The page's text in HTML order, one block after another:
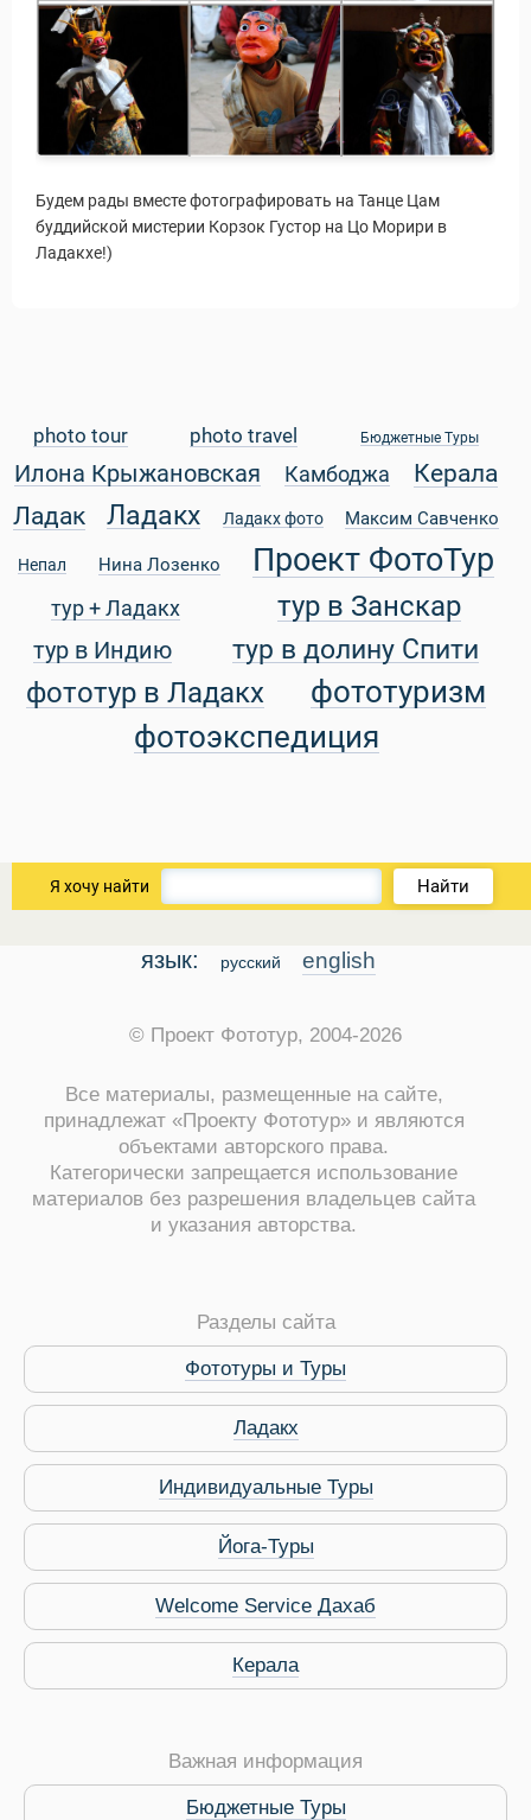
Путеводитель по
Будем рады вместе фотографировать на Танце Цам
буддийской мистерии Корзок Густор на Цо Морири в
Ладакхе!)
photo tour photo travel Бюджетные Туры
Илона Крыжановская Камбоджа
Керала
Ладак
Ладакх Ладакх фото Максим Савченко
Непал Нина Лозенко Проект ФотоТур
тур + Ладакх тур в Занскар
тур в Индию тур в долину Спити
фототур в Ладакх
фототуризм
фотоэкспедиция
Я хочу найти Найти
язык: русский english
© Проект Фототур, 2004-2026
Все материалы, размещенные на сайте,
принадлежат «Проекту Фототур» и являются
объектами авторского права.
Категорически запрещается использование
материалов без разрешения владельцев сайта
и указания авторства.
Разделы сайта
Фототуры и Туры
Ладакх
Индивидуальные Туры
Йога-Туры
Welcome Service Дахаб
Керала
Важная информация
Бюджетные Туры